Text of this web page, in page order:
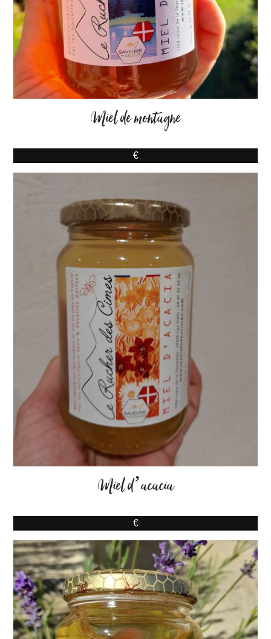
Miel de montagne
€
Miel d’acacia
€